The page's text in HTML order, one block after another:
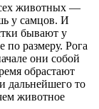
животных —
у самцов. И
бывают у
размеру. Рога
они собой
обрастают
дальнейшего то
животное